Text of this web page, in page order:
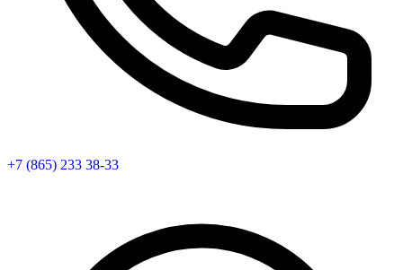
+7 (865) 233 38-33